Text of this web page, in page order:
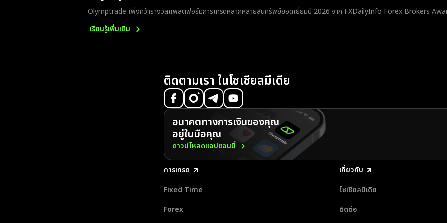
Olymptrade เพิ่งคว้ารางวัลแพลตฟอร์มการเทรดหลากหลายสินทรัพย์ยอดเยี่ยมปี 2026 จาก FXDailyInfo Forex Brokers
เรียนรู้เพิ่มเติม
ติดตามเรา ในโซเชียลมีเดีย
อนาคตทางการเงินของคุณ
อยู่ในมือคุณ
ดาวน์โหลดแอปตอนนี้
การเทรด
Fixed Time
Forex
เกี่ยวกับ
โซเชียลมีเดีย
ติดต่อ